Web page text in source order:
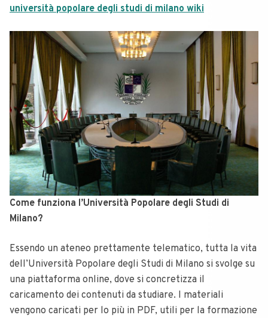
università popolare degli studi di milano wiki
Come funziona l’Università Popolare degli Studi di
Milano?
Essendo un ateneo prettamente telematico, tutta la vita
dell’Università Popolare degli Studi di Milano si svolge su
una piattaforma online, dove si concretizza il
caricamento dei contenuti da studiare. I materiali
vengono caricati per lo più in PDF, utili per la formazione